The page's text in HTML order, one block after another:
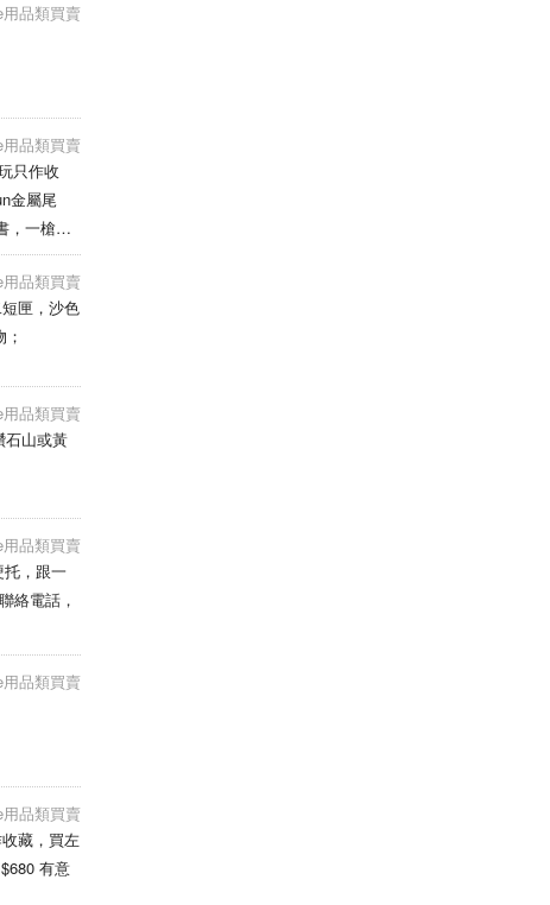
品類買賣
品類買賣
只作收
金屬尾
，一槍一
留電話
品類買賣
匣，沙色
；
品類買賣
石山或黃
品類買賣
，跟一
品類買賣
品類買賣
藏，買左
有意